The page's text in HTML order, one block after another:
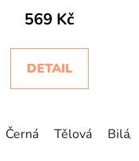
569 Kč
DETAIL
Černá Tělová Bilá/